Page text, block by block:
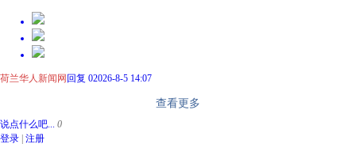
荷兰华人新闻网 回复 02026-8-5 14:07
查看更多
说点什么吧... 0
登录 注册